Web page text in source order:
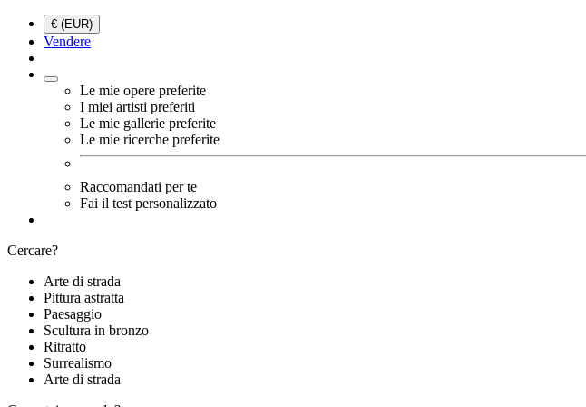
€ (EUR)
Vendere
Le mie opere preferite
I miei artisti preferiti
Le mie gallerie preferite
Le mie ricerche preferite
Raccomandati per te
Fai il test personalizzato
Cercare?
Arte di strada
Pittura astratta
Paesaggio
Scultura in bronzo
Ritratto
Surrealismo
Arte di strada